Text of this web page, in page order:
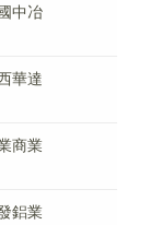
中冶
華達
商業
鋁業